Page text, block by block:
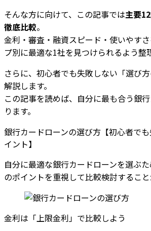
そんな方に向けて、この記事では主要
徹底比較。
金利・審査・融資スピード・使いやす
プ別に最適な1社を見つけられるよう整
さらに、初心者でも失敗しない「選び
解説します。
この記事を読めば、自分に最も合う銀
ります。
銀行カードローンの選び方【初心者で
イント】
自分に最適な銀行カードローンを選ぶ
のポイントを重視して比較検討するこ
金利は「上限金利」で比較しよう